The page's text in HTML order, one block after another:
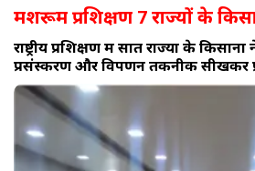
मशरूम प्रशिक्षण 7 राज्यों के
राष्ट्रीय प्रशिक्षण में सात राज्यों के
प्रसंस्करण और विपणन तकनीक सीखकर